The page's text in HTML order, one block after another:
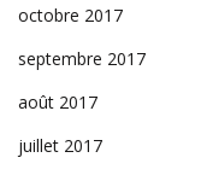
octobre 2017
septembre 2017
août 2017
juillet 2017